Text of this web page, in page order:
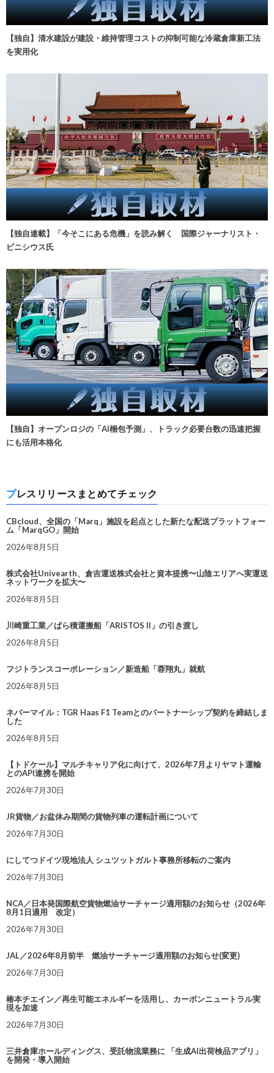
【独自】清水建設が建設・維持管理コストの抑制可能な冷蔵倉庫新工法
を実用化
【独自連載】「今そこにある危機」を読み解く 国際ジャーナリスト・
ビニシウス氏
【独自】オープンロジの「AI梱包予測」、トラック必要台数の迅速把握
にも活用本格化
プレスリリースまとめてチェック
CBcloud、全国の「Marq」施設を起点とした新たな配送プラットフォー
ム「MarqGO」開始
2026年8月5日
株式会社Univearth、倉吉運送株式会社と資本提携〜山陰エリアへ実運送
ネットワークを拡大〜
2026年8月5日
川崎重工業／ばら積運搬船「ARISTOS II」の引き渡し
2026年8月5日
フジトランスコーポレーション／新造船「蓉翔丸」就航
2026年8月5日
ネバーマイル：TGR Haas F1 Teamとのパートナーシップ契約を締結しま
した
2026年8月5日
【トドケール】マルチキャリア化に向けて、2026年7月よりヤマト運輸
とのAPI連携を開始
2026年7月30日
JR貨物／お盆休み期間の貨物列車の運転計画について
2026年7月30日
にしてつドイツ現地法人 シュツットガルト事務所移転のご案内
2026年7月30日
NCA／日本発国際航空貨物燃油サーチャージ適用額のお知らせ（2026年
8月1日適用 改定）
2026年7月30日
JAL／2026年8月前半 燃油サーチャージ適用額のお知らせ(変更)
2026年7月30日
椿本チエイン／再生可能エネルギーを活用し、カーボンニュートラル実
現を加速
2026年7月30日
三井倉庫ホールディングス、受託物流業務に 「生成AI出荷検品アプリ」
を開発・導入開始